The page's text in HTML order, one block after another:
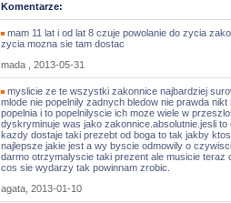
Komentarze:
mam 11 lat i od lat 8 czuje powolanie do zycia
zycia mozna sie tam dostac
mada , 2013-05-31
myslicie ze te wszystki zakonnice najbardziej
mlode nie popelnily zadnych bledow nie prawda
popelnia i to popelnilyscie ich moze wiele w
dyskryminuje was jako zakonnice.absolutnie.jesli to
kazdy dostaje taki prezebt od boga to tak jakby
najlepsze jakie jest a wy byscie odmowily o
darmo otrzymalyscie taki prezent ale musicie teraz
cos sie wydarzy tak powinnam zrobic.
agata, 2013-01-10